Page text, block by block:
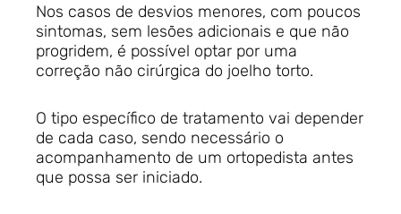
Nos casos de desvios menores, com poucos
sintomas, sem lesões adicionais e que não
progridem, é possível optar por uma
correção não cirúrgica do joelho torto.
O tipo específico de tratamento vai depender
de cada caso, sendo necessário o
acompanhamento de um ortopedista antes
que possa ser iniciado.